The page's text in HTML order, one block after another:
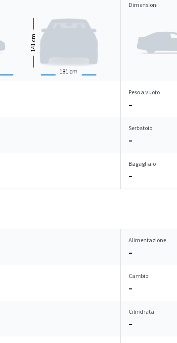
181 cm
141
cm
Dimensioni
Peso a vuoto
–
Serbatoio
–
Bagagliaio
–
Alimentazione
–
Cambio
–
Cilindrata
–